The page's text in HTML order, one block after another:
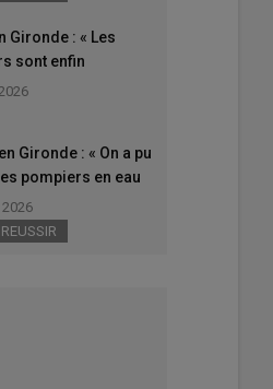
Gironde : « Les
sont enfin
reprendre le travail
Gironde : « On a pu
pompiers en eau
et les
notre point fort »